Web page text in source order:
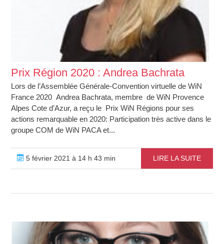
Prix Région 2020 : Andrea Bachrata
Lors de l’Assemblée Générale-Convention virtuelle de WiN
France 2020 Andrea Bachrata, membre de WiN Provence
Alpes Cote d’Azur, a reçu le Prix WiN Régions pour ses
actions remarquable en 2020: Participation très active dans le
groupe COM de WiN PACA et...
5 février 2021 à 14 h 43 min LIRE LA SUITE